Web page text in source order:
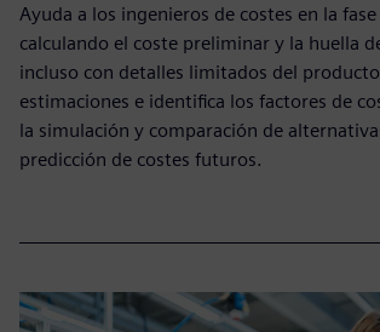
Ayuda a los ingenieros de costes en la
calculando el coste preliminar y la huella
incluso con detalles limitados del
estimaciones e identifica los factores de
la simulación y comparación de
predicción de costes futuros.